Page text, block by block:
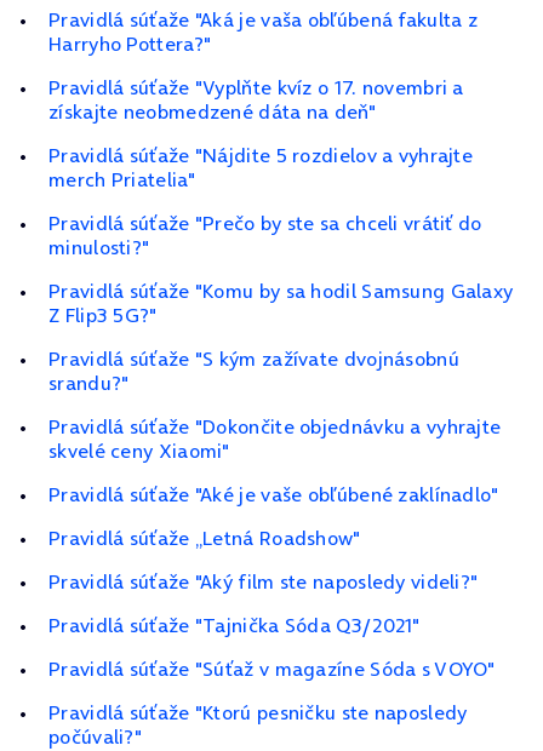
Pravidlá súťaže "Aká je vaša obľúbená fakulta z
Harryho Pottera?"
Pravidlá súťaže "Vyplňte kvíz o 17. novembri a
získajte neobmedzené dáta na deň"
Pravidlá súťaže "Nájdite 5 rozdielov a vyhrajte
merch Priatelia"
Pravidlá súťaže "Prečo by ste sa chceli vrátiť do
minulosti?"
Pravidlá súťaže "Komu by sa hodil Samsung Galaxy
Z Flip3 5G?"
Pravidlá súťaže "S kým zažívate dvojnásobnú
srandu?"
Pravidlá súťaže "Dokončite objednávku a vyhrajte
skvelé ceny Xiaomi"
Pravidlá súťaže "Aké je vaše obľúbené zaklínadlo"
Pravidlá súťaže „Letná Roadshow"
Pravidlá súťaže "Aký film ste naposledy videli?"
Pravidlá súťaže "Tajnička Sóda Q3/2021"
Pravidlá súťaže "Súťaž v magazíne Sóda s VOYO"
Pravidlá súťaže "Ktorú pesničku ste naposledy
počúvali?"